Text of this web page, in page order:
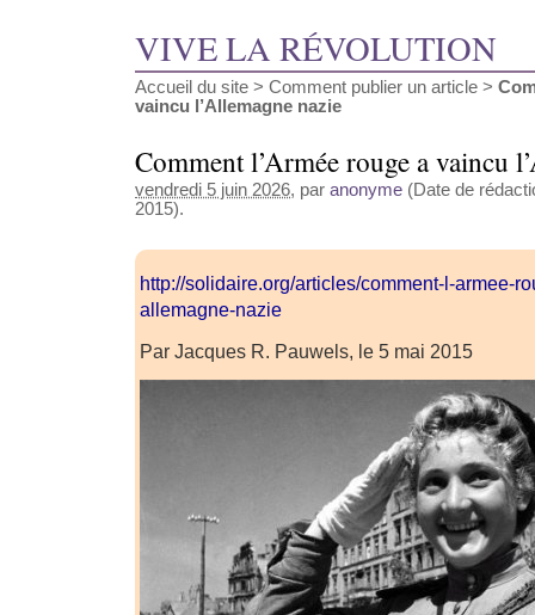
VIVE LA RÉVOLUTION
Accueil du site > Comment publier un article >
vaincu l’Allemagne nazie
Comment l’Armée rouge a vaincu
vendredi 5 juin 2026, par anonyme (Date de
2015).
http://solidaire.org/articles/comment-l-armee-
allemagne-nazie
Par Jacques R. Pauwels, le 5 mai 2015